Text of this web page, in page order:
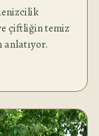
çiftliğin temiz
anlatıyor.